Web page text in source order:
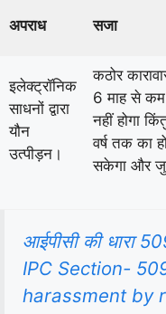
अपराध सजा
इलेक्ट्रॉनिक
साधनों द्वारा
यौन
उत्पीड़न।
कठोर
6 माह से
नहीं होगा
वर्ष तक का
सकेगा और
आईपीसी की धारा
IPC Section-
harassment by